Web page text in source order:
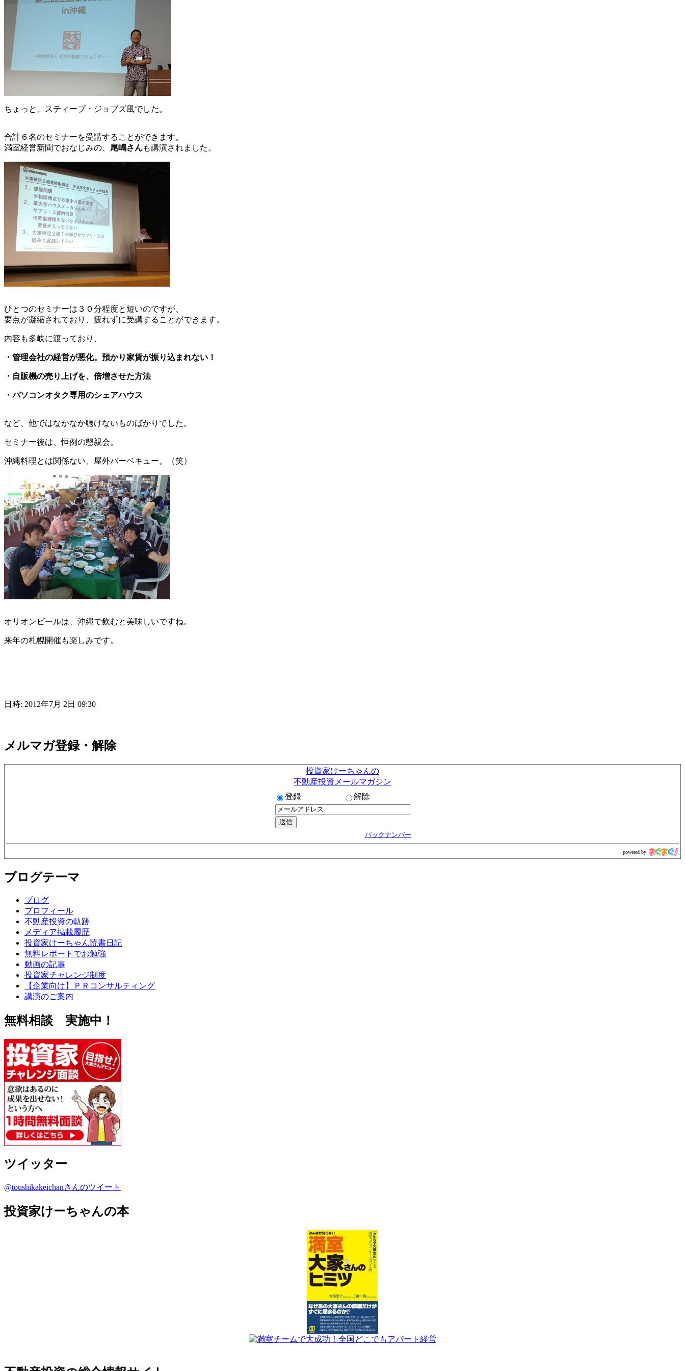
ちょっと、スティーブ・ジョブズ風でした。
合計６名のセミナーを受講することができます。
満室経営新聞でおなじみの、 尾嶋さんも講演されました。
ひとつのセミナーは３０分程度と短いのですが、
要点が凝縮されており、疲れずに受講することができます。
内容も多岐に渡っており、
・管理会社の経営が悪化。預かり家賃が振り込まれない！
・自販機の売り上げを、倍増させた方法
・パソコンオタク専用のシェアハウス
など、他ではなかなか聴けないものばかりでした。
セミナー後は、恒例の懇親会。
沖縄料理とは関係ない、屋外バーベキュー。（笑）
オリオンビールは、沖縄で飲むと美味しいですね。
来年の札幌開催も楽しみです。
日時: 2012年7月 2日 09:30
メルマガ登録・解除
投資家けーちゃんの
不動産投資メールマガジン
登録
解除
バックナンバー
powered by
ブログテーマ
ブログ
プロフィール
不動産投資の軌跡
メディア掲載履歴
投資家けーちゃん読書日記
無料レポートでお勉強
動画の記事
投資家チャレンジ制度
【企業向け】ＰＲコンサルティング
講演のご案内
無料相談 実施中！
ツイッター
@toushikakeichanさんのツイート
投資家けーちゃんの本